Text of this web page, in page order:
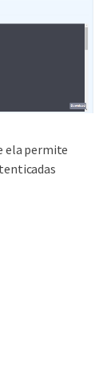
ela permite